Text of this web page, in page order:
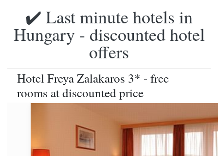
✔️ Last minute hotels in
Hungary - discounted hotel
offers
Hotel Freya Zalakaros 3* - free
rooms at discounted price